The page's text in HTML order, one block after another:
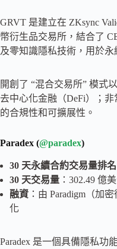
GRVT 是建立在 ZKsync
幣衍生品交易所，結合了
及零知識隱私技術，用於永
開創了 “混合交易所” 模式
去中心化金融（DeFi）；
的合規性和可擴展性。
Paradex (@paradex)
30 天永續合約交易量排名
30 天交易量 ：302.49 億
融資 ：由 Paradigm（加
化
Paradex 是一個具備隱私功